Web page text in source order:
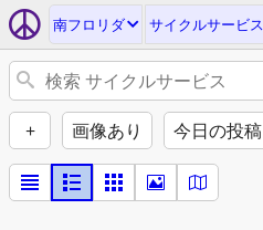
南フロリダ サイクルサービス
+ 画像あり 今日の投稿